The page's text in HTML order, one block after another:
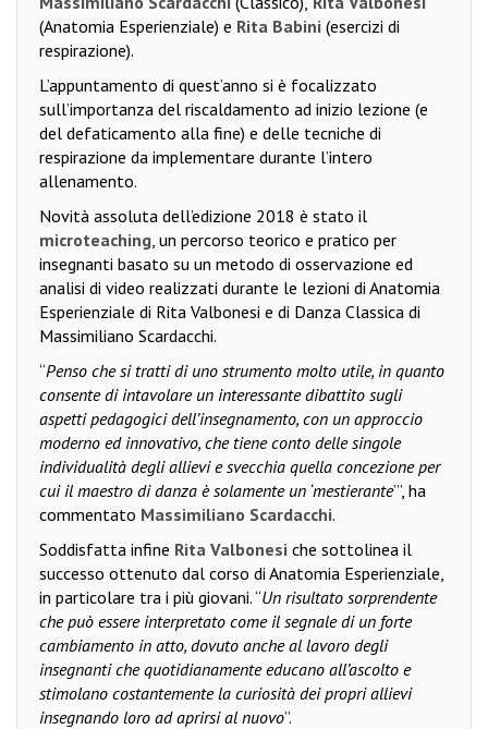
(Anatomia Esperienziale) e Rita Babini (esercizi di
respirazione).
L’appuntamento di quest’anno si è focalizzato
sull’importanza del riscaldamento ad inizio lezione (e
del defaticamento alla fine) e delle tecniche di
respirazione da implementare durante l’intero
allenamento.
Novità assoluta dell’edizione 2018 è stato il
microteaching , un percorso teorico e pratico per
insegnanti basato su un metodo di osservazione ed
analisi di video realizzati durante le lezioni di Anatomia
Esperienziale di Rita Valbonesi e di Danza Classica di
Massimiliano Scardacchi.
“Penso che si tratti di uno strumento molto utile, in quanto
consente di intavolare un interessante dibattito sugli
aspetti pedagogici dell’insegnamento, con un approccio
moderno ed innovativo, che tiene conto delle singole
individualità degli allievi e svecchia quella concezione per
cui il maestro di danza è solamente un ‘mestierante’”, ha
commentato Massimiliano Scardacchi.
Soddisfatta infine Rita Valbonesi che sottolinea il
successo ottenuto dal corso di Anatomia Esperienziale,
in particolare tra i più giovani. “Un risultato sorprendente
che può essere interpretato come il segnale di un forte
cambiamento in atto, dovuto anche al lavoro degli
insegnanti che quotidianamente educano all’ascolto e
stimolano costantemente la curiosità dei propri allievi
insegnando loro ad aprirsi al nuovo”.